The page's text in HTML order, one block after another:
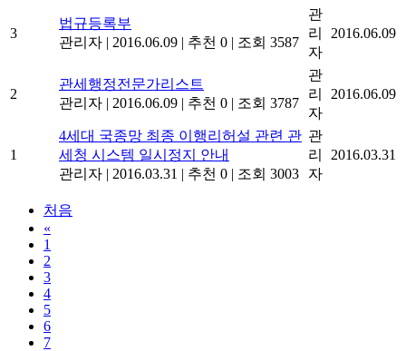
3
법규등록부
관리자 | 2016.06.09 | 추천 0 | 조회 3587
관
리
자
2016.06.09
2
관세행정전문가리스트
관리자 | 2016.06.09 | 추천 0 | 조회 3787
관
리
자
2016.06.09
1
4세대 국종망 최종 이행리허설 관련 관
세청 시스템 일시정지 안내
관리자 | 2016.03.31 | 추천 0 | 조회 3003
관
리
자
2016.03.31
처음
«
1
2
3
4
5
6
7